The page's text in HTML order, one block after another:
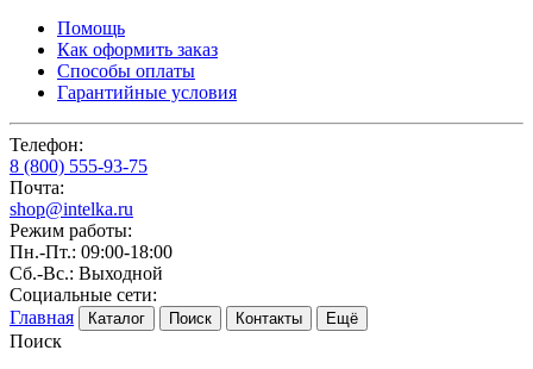
Помощь
Как оформить заказ
Способы оплаты
Гарантийные условия
Телефон:
8 (800) 555-93-75
Почта:
shop@intelka.ru
Режим работы:
Пн.-Пт.: 09:00-18:00
Сб.-Вс.: Выходной
Социальные сети:
Главная
Каталог Поиск Контакты Ещё
Поиск